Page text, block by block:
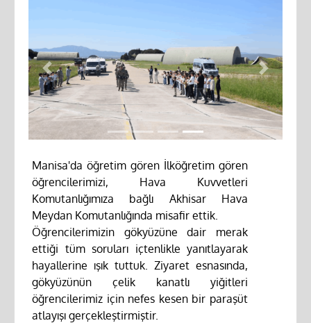
Previous Next
Manisa'da öğretim gören İlköğretim gören
öğrencilerimizi, Hava Kuvvetleri
Komutanlığımıza bağlı Akhisar Hava
Meydan Komutanlığında misafir ettik.
Öğrencilerimizin gökyüzüne dair merak
ettiği tüm soruları içtenlikle yanıtlayarak
hayallerine ışık tuttuk. Ziyaret esnasında,
gökyüzünün çelik kanatlı yiğitleri
öğrencilerimiz için nefes kesen bir paraşüt
atlayışı gerçekleştirmiştir.